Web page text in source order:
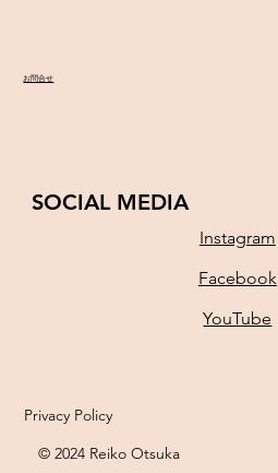
お問合せ
SOCIAL MEDIA
Instagram
Facebook
YouTube
Privacy Policy
© 2024 Reiko Otsuka